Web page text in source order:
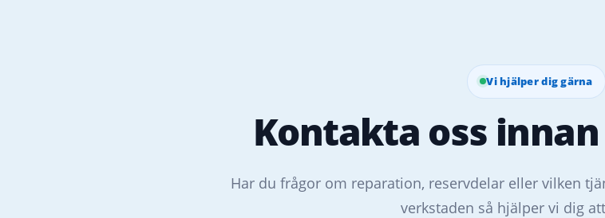
Vi hjälper dig gärna
Kontakta oss
Har du frågor om reparation, reservdelar eller vilken
verkstaden så hjälper vi dig